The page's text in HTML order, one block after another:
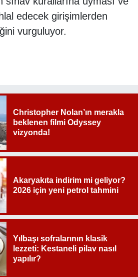
edecek girişimlerden
vurguluyor.
Christopher Nolan’ın merakla
beklenen filmi Odyssey
vizyonda!
Akaryakıta indirim mi geliyor?
2026 için yeni petrol tahmini
Yılbaşı sofralarının klasik
lezzeti: Kestaneli pilav nasıl
yapılır?